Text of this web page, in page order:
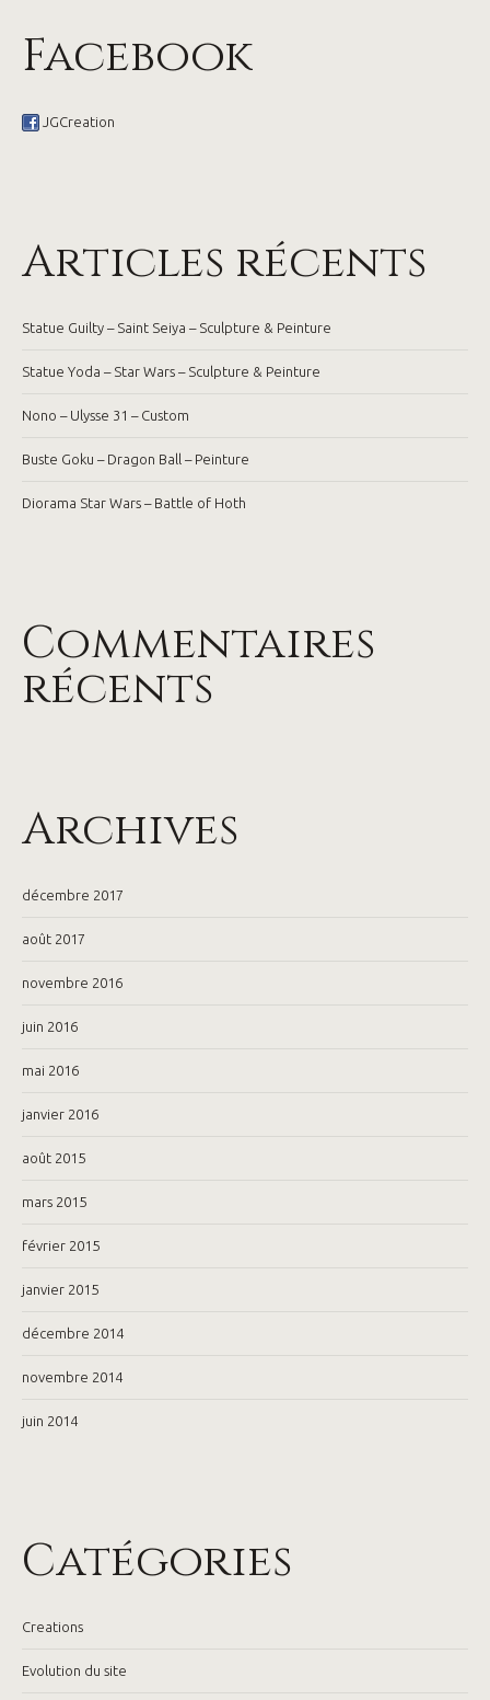
Facebook
JGCreation
Articles récents
Statue Guilty – Saint Seiya – Sculpture & Peinture
Statue Yoda – Star Wars – Sculpture & Peinture
Nono – Ulysse 31 – Custom
Buste Goku – Dragon Ball – Peinture
Diorama Star Wars – Battle of Hoth
Commentaires
récents
Archives
décembre 2017
août 2017
novembre 2016
juin 2016
mai 2016
janvier 2016
août 2015
mars 2015
février 2015
janvier 2015
décembre 2014
novembre 2014
juin 2014
Catégories
Creations
Evolution du site